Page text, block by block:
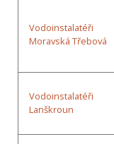
Vodoinstalatéři
Moravská Třebová
Vodoinstalatéři
Lanškroun